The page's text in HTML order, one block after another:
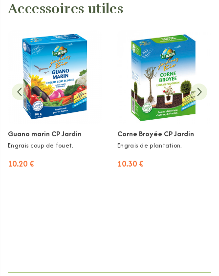
Accessoires utiles
Guano marin CP Jardin
Engrais coup de fouet.
10.20 €
Corne Broyée CP Jardin
Engrais de plantation.
10.30 €